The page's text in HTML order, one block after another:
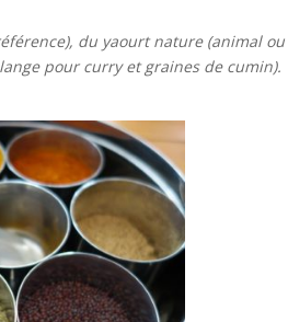
du yaourt nature (animal ou
pour curry et graines de cumin).